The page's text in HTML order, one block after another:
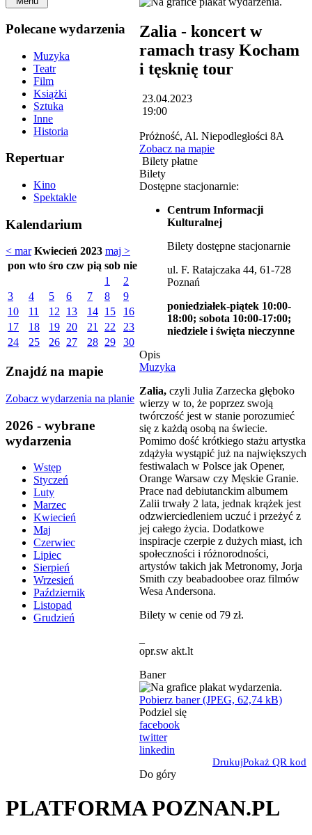
Polecane wydarzenia
Muzyka
Teatr
Film
Książki
Sztuka
Inne
Historia
Repertuar
Kino
Spektakle
Kalendarium
< mar Kwiecień 2023 maj >
pon wto śro czw pią sob nie
1
2
3
4 5 6 7 8
9
10
11 12 13 14 15
16
17
18 19 20 21 22
23
24
25 26 27 28 29 30
Znajdź na mapie
Zobacz wydarzenia na planie
2026 - wybrane
wydarzenia
Wstęp
Styczeń
Luty
Marzec
Kwiecień
Maj
Czerwiec
Lipiec
Sierpień
Wrzesień
Październik
Listopad
Grudzień
Zalia - koncert w
ramach trasy Kocham
i tęsknię tour
23.04.2023
19:00
Próżność, Al. Niepodległości 8A
Zobacz na mapie
Bilety płatne
Bilety
Dostępne stacjonarnie:
Centrum Informacji
Kulturalnej
Bilety dostępne stacjonarnie
ul. F. Ratajczaka 44, 61-728
Poznań
poniedziałek-piątek 10:00-
18:00; sobota 10:00-17:00;
niedziele i święta nieczynne
Opis
Muzyka
Zalia, czyli Julia Zarzecka głęboko
wierzy w to, że poprzez swoją
twórczość jest w stanie porozumieć
się z każdą osobą na świecie.
Pomimo dość krótkiego stażu artystka
zdążyła wystąpić już na największych
festiwalach w Polsce jak Opener,
Orange Warsaw czy Męskie Granie.
Prace nad debiutanckim albumem
Zalii trwały 2 lata, jednak krążek jest
odzwierciedleniem uczuć i przeżyć z
jej całego życia. Dodatkowe
inspiracje czerpie z dużych miast, ich
społeczności i różnorodności,
artystów takich jak Metronomy, Jorja
Smith czy beabadoobee oraz filmów
Wesa Andersona.
Bilety w cenie od 79 zł.
opr.sw akt.lt
Baner
Pobierz baner (JPEG, 62,74 kB)
Podziel się
facebook
twitter
linkedin
DrukujPokaż QR kod
Do góry
PLATFORMA POZNAN.PL